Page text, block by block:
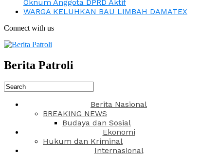
Oknum Anggota DPRD Aktif
WARGA KELUHKAN BAU LIMBAH DAMATEX
Connect with us
Berita Patroli
Berita Nasional
BREAKING NEWS
Budaya dan Sosial
Ekonomi
Hukum dan Kriminal
Internasional